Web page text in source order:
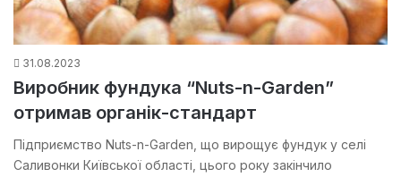
31.08.2023
Виробник фундука “Nuts-n-Garden”
отримав органік-стандарт
Підприємство Nuts-n-Garden, що вирощує фундук у селі
Саливонки Київської області, цього року закінчило